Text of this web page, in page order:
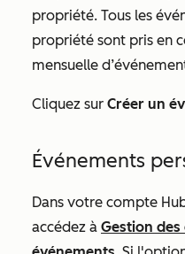
propriété. Tous les
propriété sont pris en
mensuelle
Cliquez sur Créer un
Événements
Dans votre compte
accédez à Gestion des